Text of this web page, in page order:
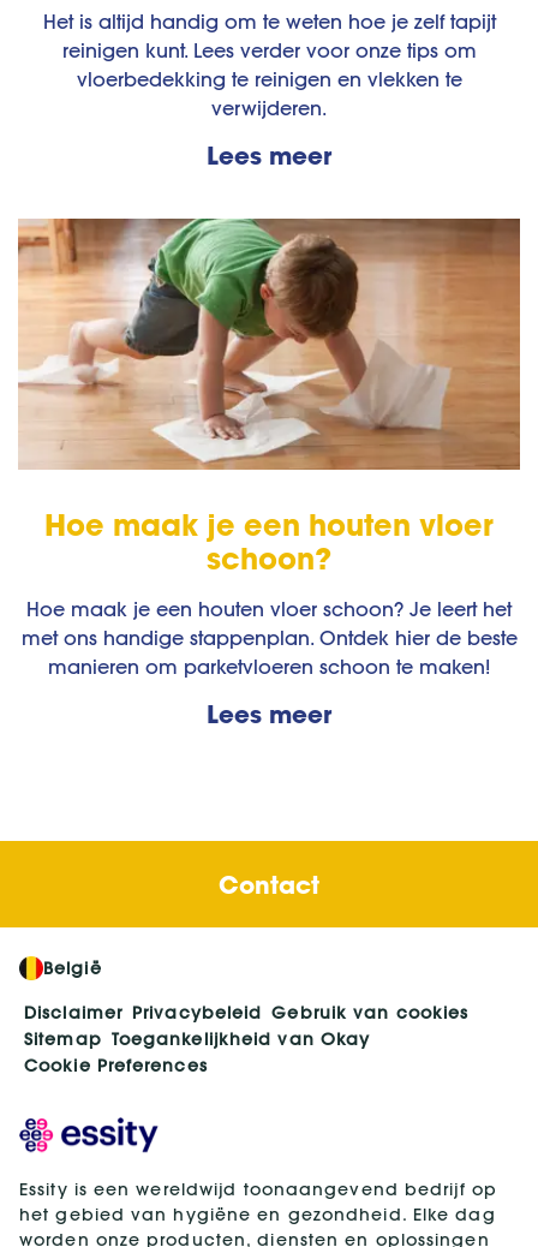
Het is altijd handig om te weten hoe je zelf tapijt
reinigen kunt. Lees verder voor onze tips om
vloerbedekking te reinigen en vlekken te
verwijderen.
Lees meer
Hoe maak je een houten vloer
schoon?
Hoe maak je een houten vloer schoon? Je leert het
met ons handige stappenplan. Ontdek hier de beste
manieren om parketvloeren schoon te maken!
Lees meer
Contact
België
Disclaimer Privacybeleid Gebruik van cookies
Sitemap Toegankelijkheid van Okay
Cookie Preferences
Essity is een wereldwijd toonaangevend bedrijf op
het gebied van hygiëne en gezondheid. Elke dag
worden onze producten, diensten en oplossingen